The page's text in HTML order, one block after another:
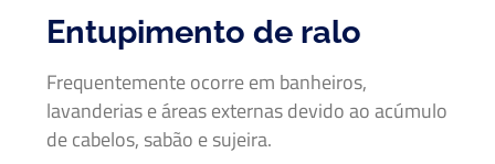
Entupimento de ralo
Frequentemente ocorre em banheiros,
lavanderias e áreas externas devido ao acúmulo
de cabelos, sabão e sujeira.